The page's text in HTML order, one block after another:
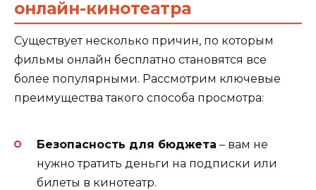
онлайн-кинотеатра
Существует несколько причин, по которым
фильмы онлайн бесплатно становятся все
более популярными. Рассмотрим ключевые
преимущества такого способа просмотра:
Безопасность для бюджета – вам не
нужно тратить деньги на подписки или
билеты в кинотеатр.